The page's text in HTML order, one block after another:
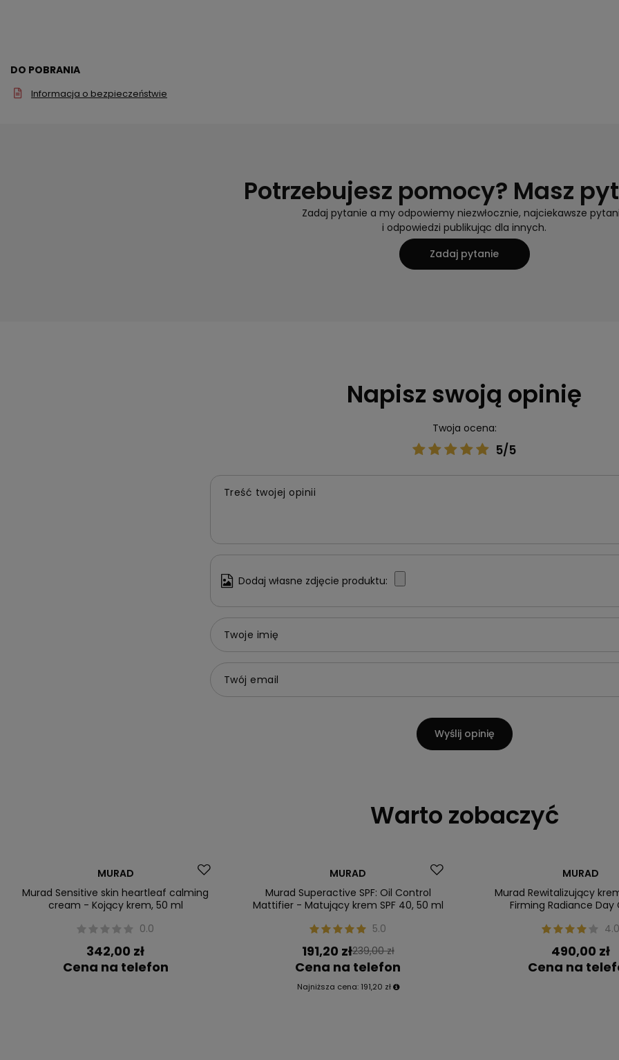
DO POBRANIA
Informacja o bezpieczeństwie
Potrzebujesz pomocy? Masz
Zadaj pytanie a my odpowiemy niezwłocznie, najciekawsze
i odpowiedzi publikując dla innych.
Zadaj pytanie
Napisz swoją opinię
Twoja ocena:
5/5
Treść twojej opinii
Dodaj własne zdjęcie produktu:
Twoje imię
Twój email
Wyślij opinię
Warto zobaczyć
MURAD
Murad Sensitive skin heartleaf calming
cream - Kojący krem, 50 ml
0.0
342,00 zł
Cena na telefon
MURAD
Murad Superactive SPF: Oil Control
Mattifier - Matujący krem SPF 40, 50 ml
5.0
191,20 zł239,00 zł
Cena na telefon
Najniższa cena: 191,20 zł
MURAD
Murad Rewitalizujący
Firming Radiance Day
4.0
490,00 zł
Cena na